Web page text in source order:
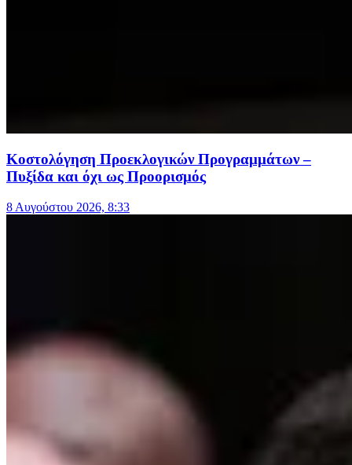
Κοστολόγηση Προεκλογικών Προγραμμάτων –
Πυξίδα και όχι ως Προορισμός
8 Αυγούστου 2026, 8:33